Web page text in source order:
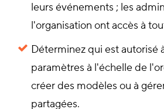
leurs événements ; les
l'organisation ont accès à
Déterminez qui est autorisé
paramètres à l'échelle de
créer des modèles ou à
partagées.